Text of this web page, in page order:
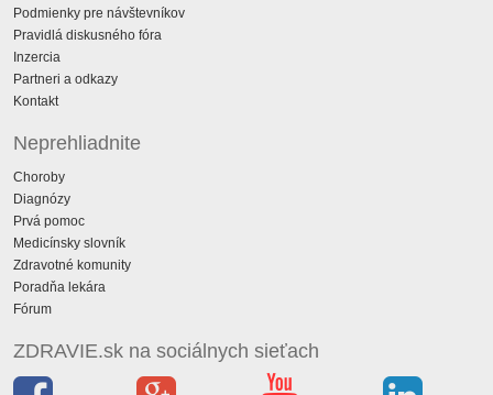
Podmienky pre návštevníkov
Pravidlá diskusného fóra
Inzercia
Partneri a odkazy
Kontakt
Neprehliadnite
Choroby
Diagnózy
Prvá pomoc
Medicínsky slovník
Zdravotné komunity
Poradňa lekára
Fórum
ZDRAVIE.sk na sociálnych sieťach